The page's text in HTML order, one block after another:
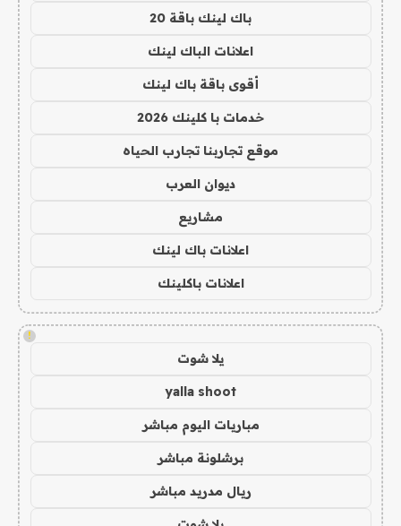
باك لينك باقة 20
اعلانات الباك لينك
أقوى باقة باك لينك
خدمات با كلينك 2026
موقع تجاربنا تجارب الحياه
ديوان العرب
مشاريع
اعلانات باك لينك
اعلانات باكلينك
!
يلا شوت
yalla shoot
مباريات اليوم مباشر
برشلونة مباشر
ريال مدريد مباشر